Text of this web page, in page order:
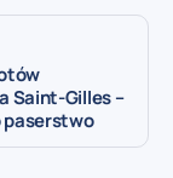
Saint-Gilles –
paserstwo